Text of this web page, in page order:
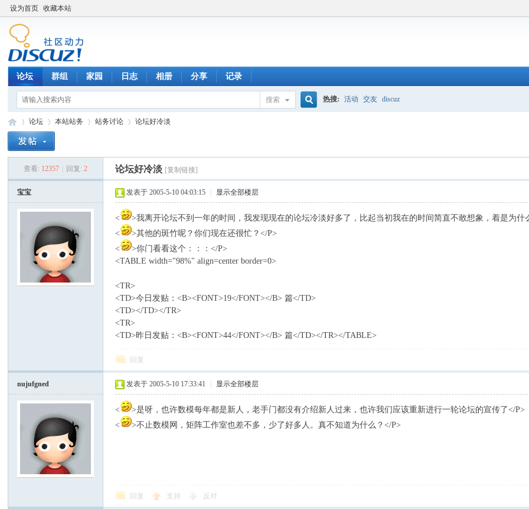
设为首页 收藏本站
论坛 群组 家园 日志 相册 分享 记录
搜索 热搜: 活动 交友 discuz
论坛
›
本站站务
›
站务讨论
›
论坛好冷淡
查看: 12357 回复: 2 论坛好冷淡 [复制链接]
宝宝 发表于 2005-5-10 04:03:15 显示全部楼层
<
>我离开论坛不到一年的时间，我发现现在的论坛冷淡好多了，比起当初我在的时间简直不敢想象，着是为什
<
>其他的斑竹呢？你们现在还很忙？</P>
<
>你门看看这个：：：</P>
<TABLE width="98%" align=center border=0>
<TR>
<TD>今日发贴：<B><FONT>19</FONT></B> 篇</TD>
<TD></TD></TR>
<TR>
<TD>昨日发贴：<B><FONT>44</FONT></B> 篇</TD></TR></TABLE>
回复
nujufgned 发表于 2005-5-10 17:33:41 显示全部楼层
<
>是呀，也许数模每年都是新人，老手门都没有介绍新人过来，也许我们应该重新进行一轮论坛的宣传了</P>
<
>不止数模网，矩阵工作室也差不多，少了好多人。真不知道为什么？</P>
回复 支持 反对